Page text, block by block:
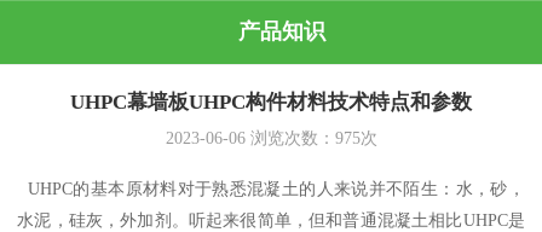
产品知识
UHPC幕墙板UHPC构件材料技术特点和参数
2023-06-06浏览次数： 975次
UHPC的基本原材料对于熟悉混凝土的人来说并不陌生：水，砂，
水泥，硅灰，外加剂。听起来很简单，但和普通混凝土相比UHPC是